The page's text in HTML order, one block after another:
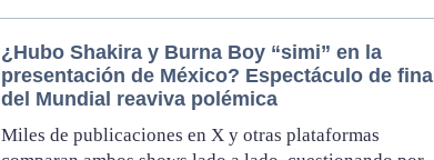
¿Hubo Shakira y Burna Boy “simi” en la
presentación de México? Espectáculo de final
del Mundial reaviva polémica
Miles de publicaciones en X y otras plataformas